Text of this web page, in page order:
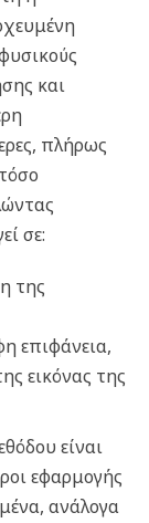
και
πλήρως
σε:
της
επιφάνεια,
εικόνας της
είναι
εφαρμογής
ανάλογα